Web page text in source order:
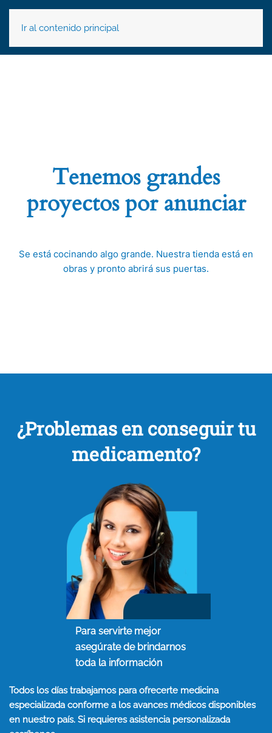
Ir al contenido principal
Tenemos grandes
proyectos por anunciar
Se está cocinando algo grande. Nuestra tienda está en
obras y pronto abrirá sus puertas.
¿Problemas en conseguir tu
medicamento?
Para servirte mejor
asegúrate de brindarnos
toda la información
Todos los días trabajamos para ofrecerte medicina
especializada conforme a los avances médicos disponibles
en nuestro país. Si requieres asistencia personalizada